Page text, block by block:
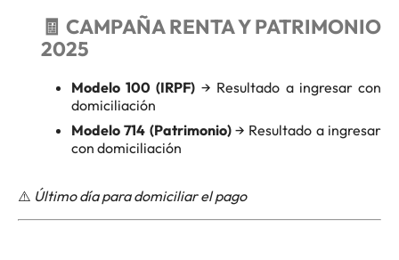
🧾 CAMPAÑA RENTA Y PATRIMONIO
2025
Modelo 100 (IRPF) → Resultado a ingresar con
domiciliación
Modelo 714 (Patrimonio)→ Resultado a ingresar
con domiciliación
⚠️ Último día para domiciliar el pago